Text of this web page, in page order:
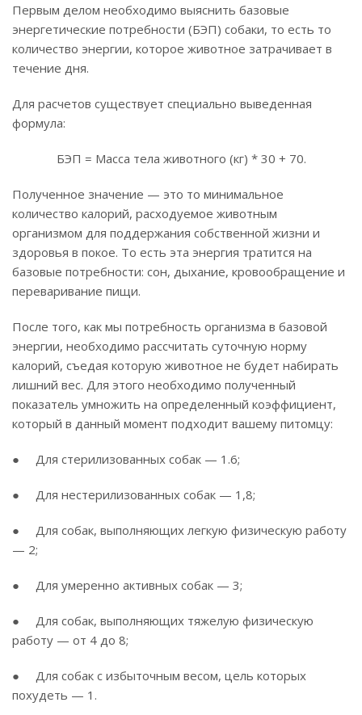
Первым делом необходимо выяснить базовые
энергетические потребности (БЭП) собаки, то есть то
количество энергии, которое животное затрачивает в
течение дня.
Для расчетов существует специально выведенная
формула:
БЭП = Масса тела животного (кг) * 30 + 70.
Полученное значение — это то минимальное
количество калорий, расходуемое животным
организмом для поддержания собственной жизни и
здоровья в покое. То есть эта энергия тратится на
базовые потребности: сон, дыхание, кровообращение и
переваривание пищи.
После того, как мы потребность организма в базовой
энергии, необходимо рассчитать суточную норму
калорий, съедая которую животное не будет набирать
лишний вес. Для этого необходимо полученный
показатель умножить на определенный коэффициент,
который в данный момент подходит вашему питомцу:
● Для стерилизованных собак — 1.6;
● Для нестерилизованных собак — 1,8;
● Для собак, выполняющих легкую физическую работу
— 2;
● Для умеренно активных собак — 3;
● Для собак, выполняющих тяжелую физическую
работу — от 4 до 8;
● Для собак с избыточным весом, цель которых
похудеть — 1.